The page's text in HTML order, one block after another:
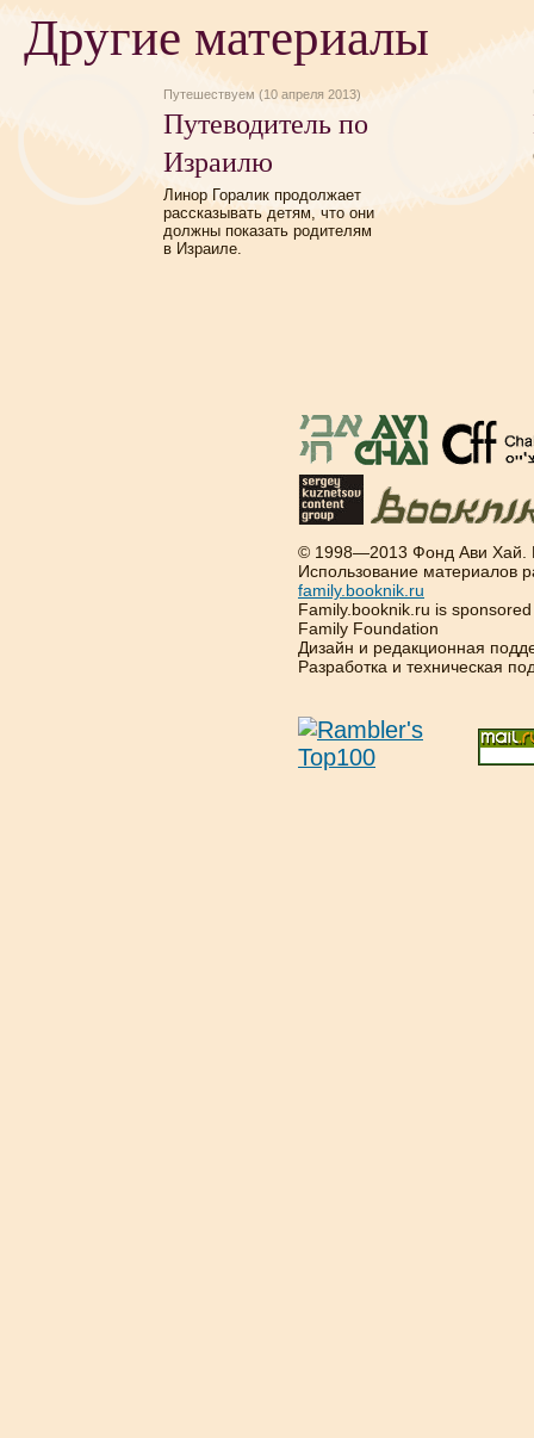
Другие материалы
Путешествуем (10 апреля 2013)
Путеводитель по
Израилю
Линор Горалик продолжает
рассказывать детям, что они
должны показать родителям
в Израиле.
© 1998—2013 Фонд Ави Хай.
Использование материалов
family.booknik.ru
Family.booknik.ru is
Family Foundation
Дизайн и редакционная
Разработка и техническая